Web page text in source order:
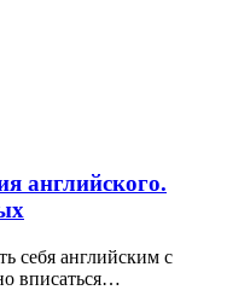
английского.
себя английским с
вписаться…